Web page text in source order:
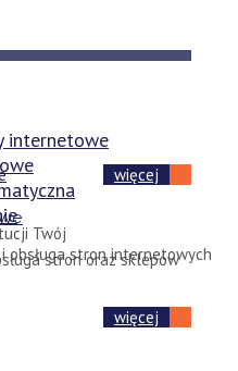
internetowe
Twój
obsługa stron internetowych
więcej
stron oraz sklepów
więcej